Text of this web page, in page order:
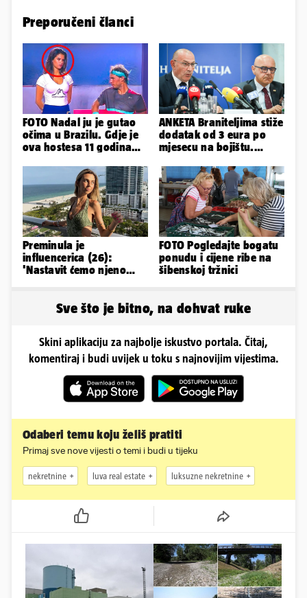
Preporučeni članci
FOTO Nadal ju je gutao
očima u Brazilu. Gdje je
ova hostesa 11 godina
ANKETA Braniteljima stiže
dodatak od 3 eura po
mjesecu na bojištu.
Preminula je
influencerica (26):
'Nastavit ćemo njeno
FOTO Pogledajte bogatu
ponudu i cijene ribe na
šibenskoj tržnici
Sve što je bitno, na dohvat ruke
Skini aplikaciju za najbolje iskustvo portala. Čitaj,
komentiraj i budi uvijek u toku s najnovijim vijestima.
Odaberi temu koju želiš pratiti
Primaj sve nove vijesti o temi i budi u tijeku
nekretnine luva real estate luksuzne nekretnine